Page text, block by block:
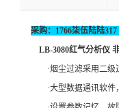
采购：1766柒伍陆陆317
LB-3080红气分析仪
·烟尘过滤采用二级
·大型数据通讯软件